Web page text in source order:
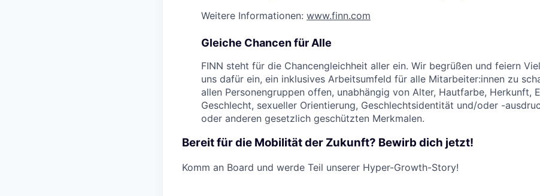
Weitere Informationen: www.finn.com
Gleiche Chancen für Alle
FINN steht für die Chancengleichheit aller ein. Wir begrüßen und feiern
uns dafür ein, ein inklusives Arbeitsumfeld für alle Mitarbeiter:innen zu
allen Personengruppen offen, unabhängig von Alter, Hautfarbe, Herkunft,
Geschlecht, sexueller Orientierung, Geschlechtsidentität und/oder -
oder anderen gesetzlich geschützten Merkmalen.
Bereit für die Mobilität der Zukunft? Bewirb dich jetzt!
Komm an Board und werde Teil unserer Hyper-Growth-Story!